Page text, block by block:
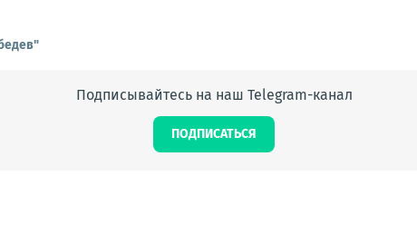
Подписывайтесь на наш Telegram-канал
ПОДПИСАТЬСЯ